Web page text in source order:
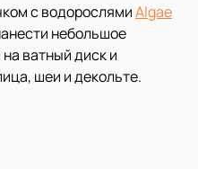
с водорослямиAlgae
небольшое
ватный диск и
шеи и декольте.